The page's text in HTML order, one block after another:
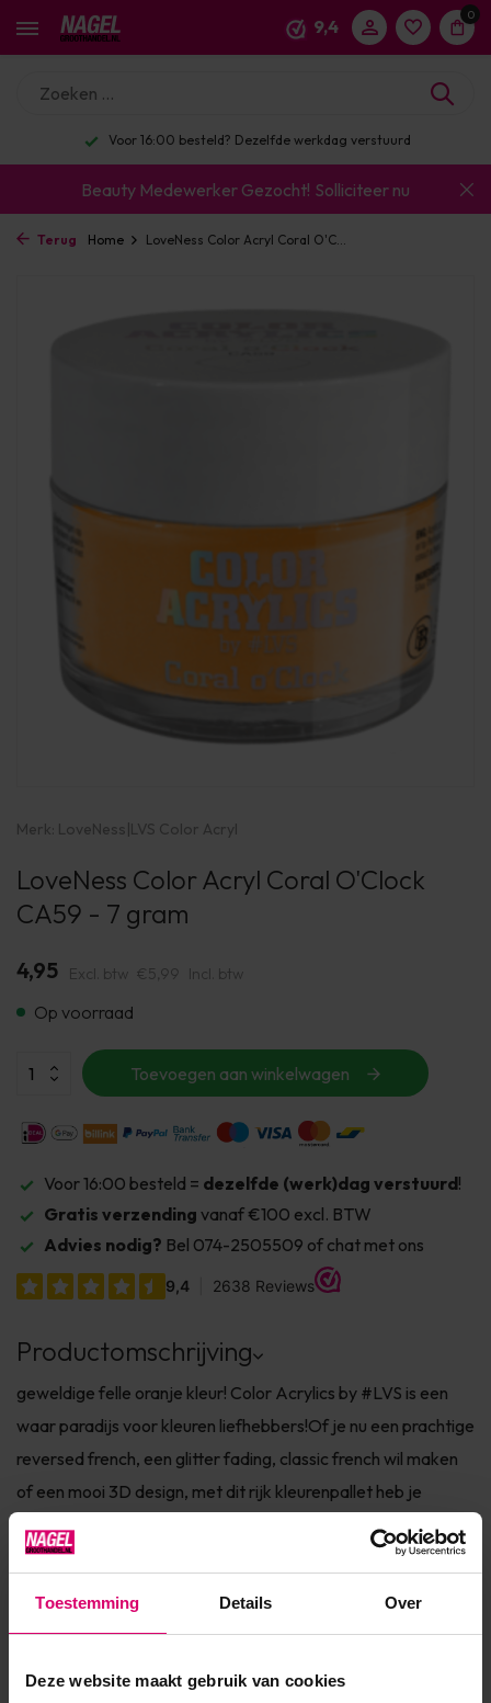
Toestemming Details Over
Deze website maakt gebruik van cookies
9,4
0
Voor 16:00 besteld? Dezelfde werkdag verstuurd
Beauty Medewerker Gezocht! Solliciteer nu
Terug Home LoveNess Color Acryl Coral O'C...
Merk: LoveNess|LVS Color Acryl
LoveNess Color Acryl Coral O'Clock
CA59 - 7 gram
4,95 Excl. btw €5,99 Incl. btw
Op voorraad
Toevoegen aan winkelwagen
Voor 16:00 besteld = dezelfde (werk)dag verstuurd!
Gratis verzending vanaf €100 excl. BTW
Advies nodig? Bel 074-2505509 of chat met ons
Productomschrijving
geweldige felle oranje kleur! Color Acrylics by #LVS is een
waar paradijs voor kleuren liefhebbers!Of je nu een prachtige
reversed french, een glitter fading, classic french wil maken
of een mooi 3D design, met dit rijk kleurenpallet heb je
duizenden mogelijkheden!Indien je met een van de Color
Acryl kleuren wil verlengen, zorg dan altijd voor een...
Toon meer
Product specificaties